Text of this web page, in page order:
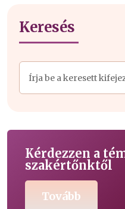
Keresés
Kérdezzen a
szakértőnktől
Tovább